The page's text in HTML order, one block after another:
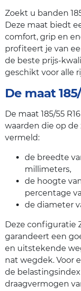
Zoekt u banden
Deze maat biedt
comfort, grip en
profiteert je van
de beste prijs-
geschikt voor alle
De maat
De maat 185/55
waarden die op
vermeld:
de breedte
millimeters,
de hoogte
percentage
de diameter
Deze configuratie
garandeert een
en uitstekende
nat wegdek. Voor
de
draagvermogen